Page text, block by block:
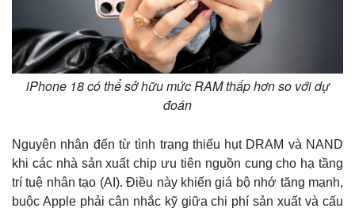
iPhone 18 có thể sở hữu mức RAM thấp hơn so với dự
đoán
Nguyên nhân đến từ tình trạng thiếu hụt DRAM và NAND
khi các nhà sản xuất chip ưu tiên nguồn cung cho hạ tầng
trí tuệ nhân tạo (AI). Điều này khiến giá bộ nhớ tăng mạnh,
buộc Apple phải cân nhắc kỹ giữa chi phí sản xuất và cấu